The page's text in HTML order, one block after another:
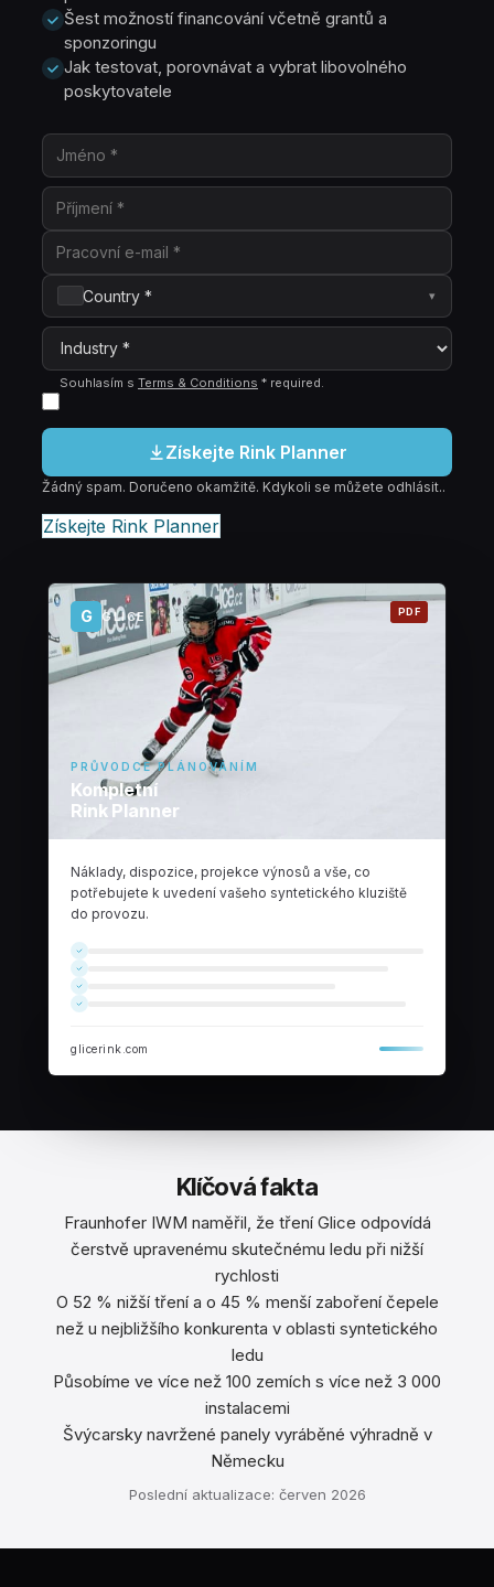
Šest možností financování včetně grantů a
sponzoringu
Jak testovat, porovnávat a vybrat libovolného
poskytovatele
Country * ▾
Souhlasím s Terms & Conditions * required.
Získejte Rink Planner
Žádný spam. Doručeno okamžitě. Kdykoli se můžete odhlásit..
Získejte Rink Planner
G GLICE
PRŮVODCE PLÁNOVÁNÍM
Kompletní
Rink Planner
PDF
Náklady, dispozice, projekce výnosů a vše, co
potřebujete k uvedení vašeho syntetického kluziště
do provozu.
glicerink.com
Klíčová fakta
Fraunhofer IWM naměřil, že tření Glice odpovídá
čerstvě upravenému skutečnému ledu při nižší
rychlosti
O 52 % nižší tření a o 45 % menší zaboření čepele
než u nejbližšího konkurenta v oblasti syntetického
ledu
Působíme ve více než 100 zemích s více než 3 000
instalacemi
Švýcarsky navržené panely vyráběné výhradně v
Německu
Poslední aktualizace: červen 2026